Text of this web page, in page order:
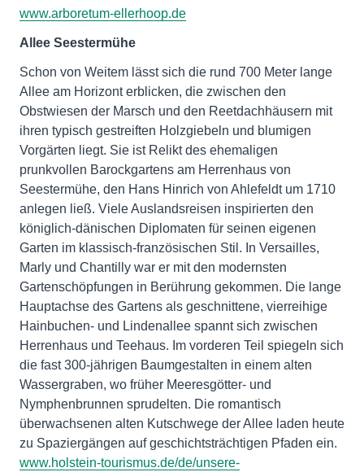
www.arboretum-ellerhoop.de
Allee Seestermühe
Schon von Weitem lässt sich die rund 700 Meter lange
Allee am Horizont erblicken, die zwischen den
Obstwiesen der Marsch und den Reetdachhäusern mit
ihren typisch gestreiften Holzgiebeln und blumigen
Vorgärten liegt. Sie ist Relikt des ehemaligen
prunkvollen Barockgartens am Herrenhaus von
Seestermühe, den Hans Hinrich von Ahlefeldt um 1710
anlegen ließ. Viele Auslandsreisen inspirierten den
königlich-dänischen Diplomaten für seinen eigenen
Garten im klassisch-französischen Stil. In Versailles,
Marly und Chantilly war er mit den modernsten
Gartenschöpfungen in Berührung gekommen. Die lange
Hauptachse des Gartens als geschnittene, vierreihige
Hainbuchen- und Lindenallee spannt sich zwischen
Herrenhaus und Teehaus. Im vorderen Teil spiegeln sich
die fast 300-jährigen Baumgestalten in einem alten
Wassergraben, wo früher Meeresgötter- und
Nymphenbrunnen sprudelten. Die romantisch
überwachsenen alten Kutschwege der Allee laden heute
zu Spaziergängen auf geschichtsträchtigen Pfaden ein.
www.holstein-tourismus.de/de/unsere-